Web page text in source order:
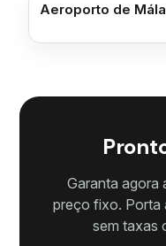
Aeroporto de
Garanta agora
preço fixo. Porta
sem taxas